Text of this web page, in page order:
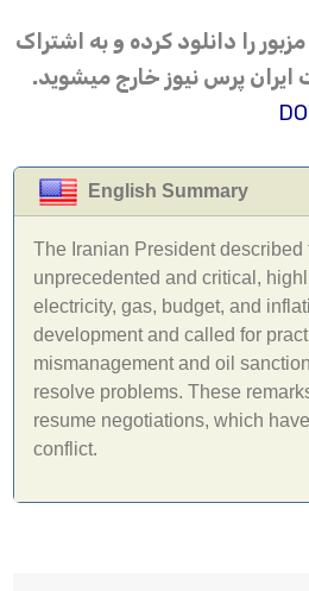
را دانلود کرده و به اشتراک
ایران پرس نیوز خارج میشوید.
English Summary
The Iranian President
unprecedented and critical,
electricity, gas, budget, and
development and called for
mismanagement and oil
resolve problems. These
resume negotiations, which
conflict.